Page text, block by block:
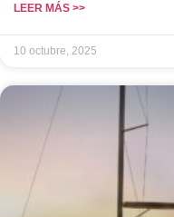
LEER MÁS >>
10 octubre, 2025